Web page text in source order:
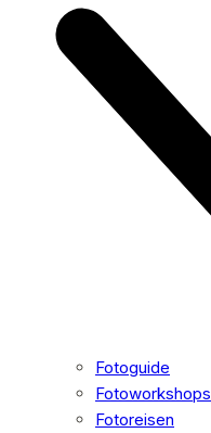
Fotoguide
Fotoworkshops
Fotoreisen